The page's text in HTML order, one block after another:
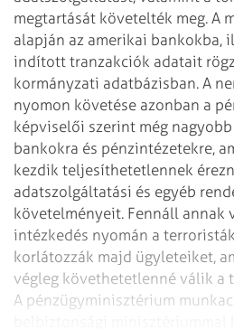
megtartását követelték meg. A
alapján az amerikai bankokba,
indított tranzakciók adatait
kormányzati adatbázisban. A
nyomon követése azonban a
képviselői szerint még
bankokra és pénzintézetekre,
kezdik teljesíthetetlennek
adatszolgáltatási és egyéb
követelményeit. Fennáll annak
intézkedés nyomán a terroristák
korlátozzák majd ügyleteiket,
végleg követhetetlenné válik a
A pénzügyminisztérium